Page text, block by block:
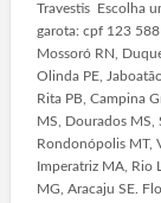
Travestis Escolha
garota: cpf 123 588
Mossoró RN,
Olinda PE,
Rita PB, Campina
MS, Dourados MS,
Rondonópolis MT,
Imperatriz MA, Rio
MG, Aracaju SE.